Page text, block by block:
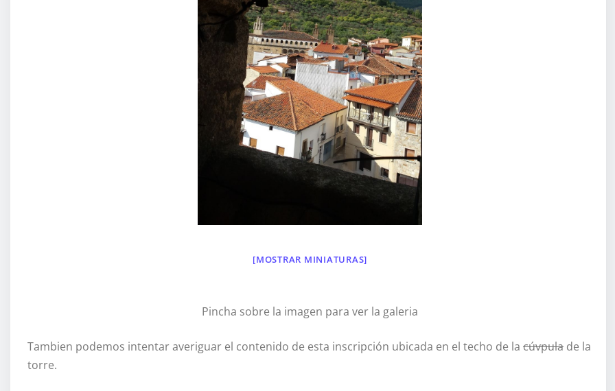
[MOSTRAR MINIATURAS]
Pincha sobre la imagen para ver la galeria
Tambien podemos intentar averiguar el contenido de esta inscripción ubicada en el techo de la cúvpula de la
torre.